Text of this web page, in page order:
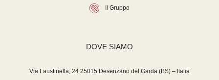
Il Gruppo
DOVE SIAMO
Via Faustinella, 24 25015 Desenzano del Garda (BS) – Italia